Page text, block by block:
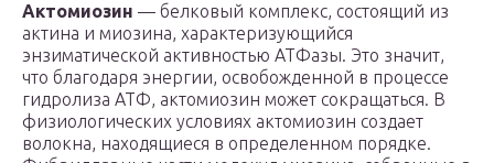
Актомиозин — белковый комплекс, состоящий из
актина и миозина, характеризующийся
энзиматической активностью АТФазы. Это значит,
что благодаря энергии, освобожденной в процессе
гидролиза АТФ, актомиозин может сокращаться. В
физиологических условиях актомиозин создает
волокна, находящиеся в определенном порядке.